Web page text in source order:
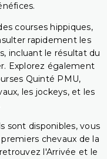
courses hippiques,
rapidement les
incluant le résultat du
Explorez également
Quinté PMU,
les jockeys, et les
sont disponibles, vous
chevaux de la
l'Arrivée et le